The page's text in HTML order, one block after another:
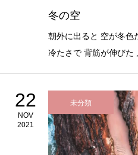
冬の空
朝外に出ると 空が冬色
冷たさで 背筋が伸びた
22
NOV
2021
未分類